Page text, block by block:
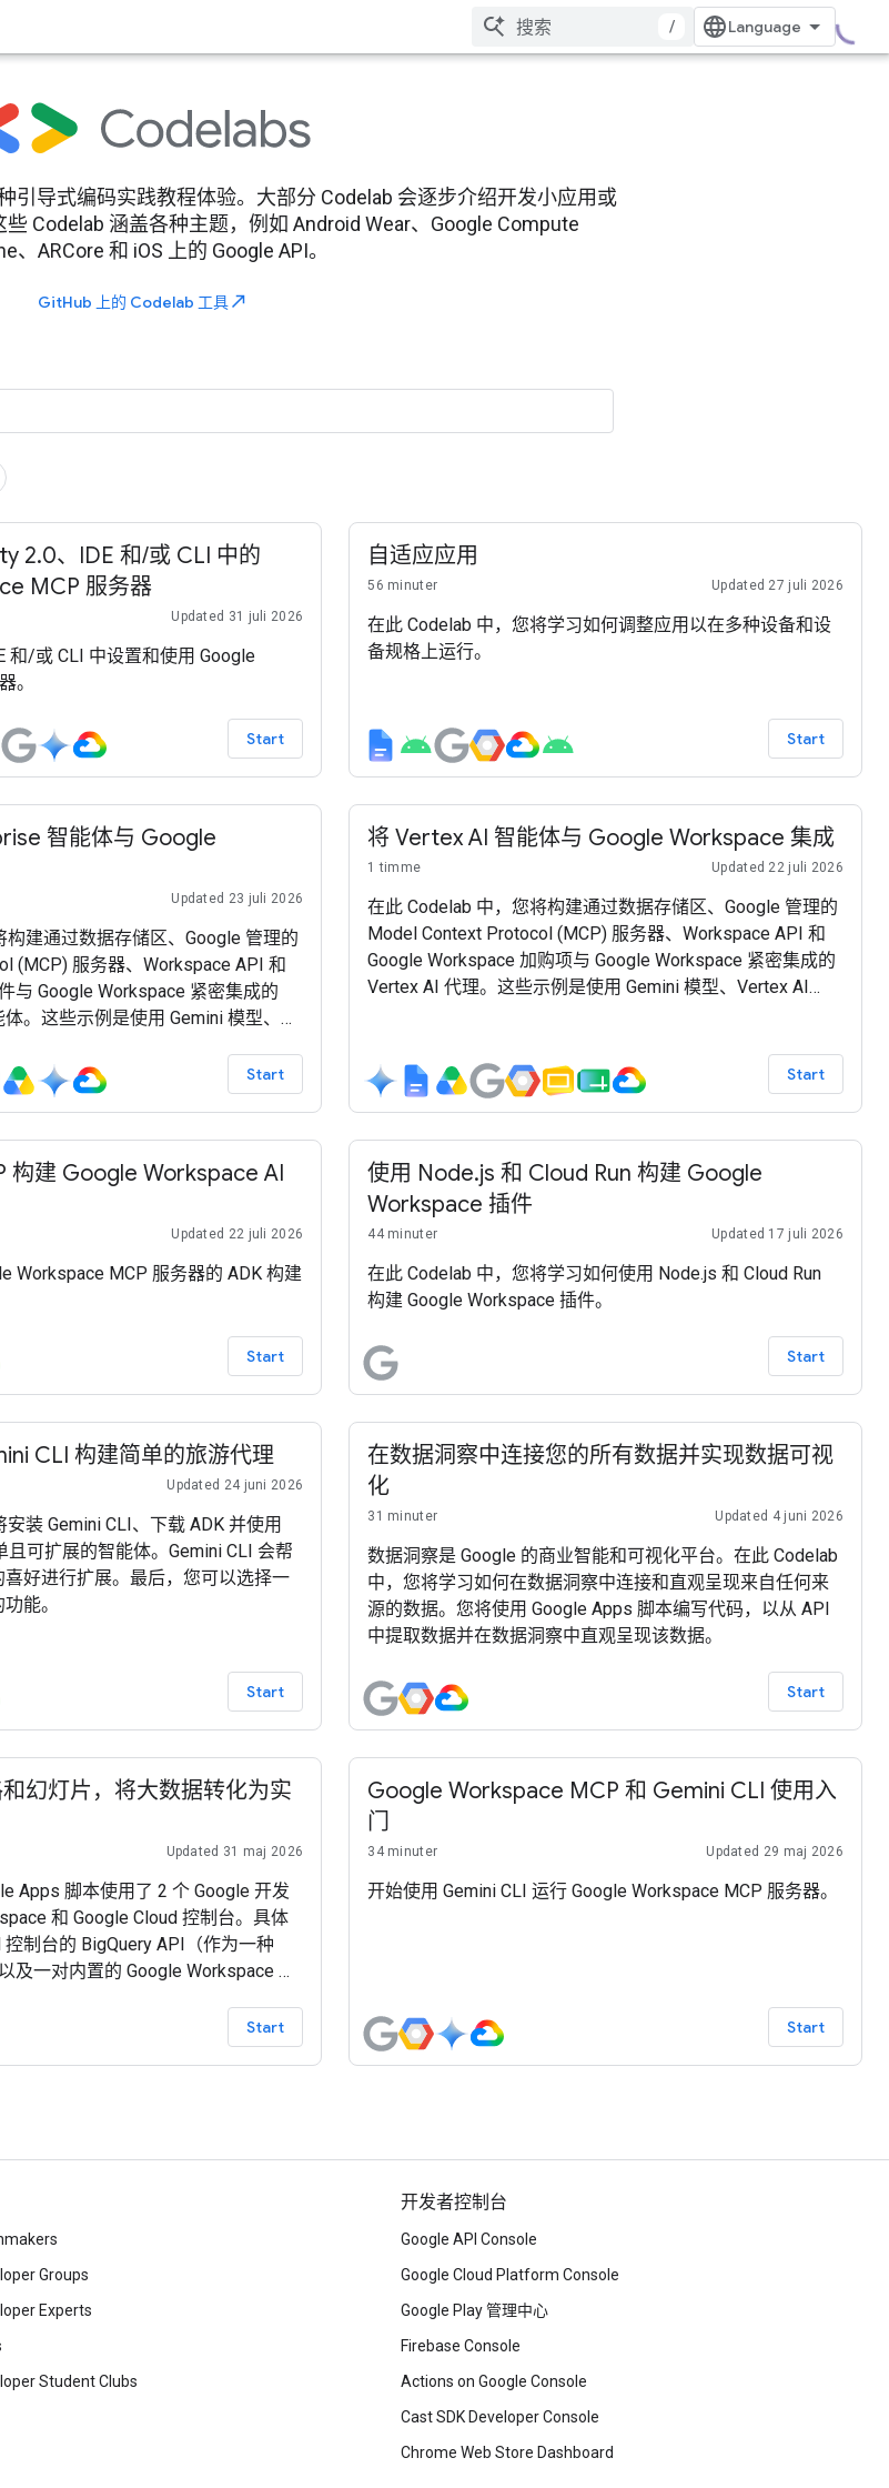
/
引导式编码实践教程体验。大部分 Codelab 会逐步介绍开发小应用或
Codelab 涵盖各种主题，例如 Android Wear、Google Compute
、ARCore 和 iOS 上的 Google API。
GitHub 上的 Codelab 工具north_east
2.0、IDE 和/或 CLI 中的
MCP 服务器
Updated 31 juli 2026
和/或 CLI 中设置和使用 Google
。
Start
自适应应用
56 minuter Updated 27 juli 2026
在此 Codelab 中，您将学习如何调整应用以在多种设备和设
备规格上运行。
Start
智能体与 Google
Updated 23 juli 2026
构建通过数据存储区、Google 管理的
(MCP) 服务器、Workspace API 和
与 Google Workspace 紧密集成的
。这些示例是使用 Gemini 模型、
Google Cloud 构建的。
Start
将 Vertex AI 智能体与 Google Workspace 集成
1 timme Updated 22 juli 2026
在此 Codelab 中，您将构建通过数据存储区、Google 管理的
Model Context Protocol (MCP) 服务器、Workspace API 和
Google Workspace 加购项与 Google Workspace 紧密集成的
Vertex AI 代理。这些示例是使用 Gemini 模型、Vertex AI
Start
构建 Google Workspace AI
Updated 22 juli 2026
Workspace MCP 服务器的 ADK 构建
Start
使用 Node.js 和 Cloud Run 构建 Google
Workspace 插件
44 minuter Updated 17 juli 2026
在此 Codelab 中，您将学习如何使用 Node.js 和 Cloud Run
构建 Google Workspace 插件。
Start
CLI 构建简单的旅游代理
Updated 24 juni 2026
装 Gemini CLI、下载 ADK 并使用
且可扩展的智能体。Gemini CLI 会帮
好进行扩展。最后，您可以选择一
能。
Start
在数据洞察中连接您的所有数据并实现数据可视
化
31 minuter Updated 4 juni 2026
数据洞察是 Google 的商业智能和可视化平台。在此 Codelab
中，您将学习如何在数据洞察中连接和直观呈现来自任何来
源的数据。您将使用 Google Apps 脚本编写代码，以从 API
中提取数据并在数据洞察中直观呈现该数据。
Start
幻灯片，将大数据转化为实
Updated 31 maj 2026
Apps 脚本使用了 2 个 Google 开发
和 Google Cloud 控制台。具体
制台的 BigQuery API（作为一种
及一对内置的 Google Workspace 服
）较短的一段代码中自动完成从大
最终环节。
Start
Google Workspace MCP 和 Gemini CLI 使用入
门
34 minuter Updated 29 maj 2026
开始使用 Gemini CLI 运行 Google Workspace MCP 服务器。
Start
Groups
Experts
Student Clubs
开发者控制台
Google API Console
Google Cloud Platform Console
Google Play 管理中心
Firebase Console
Actions on Google Console
Cast SDK Developer Console
Chrome Web Store Dashboard